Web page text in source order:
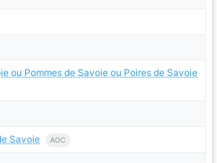
ou Pommes de Savoie ou Poires de Savoie
Savoie AOC